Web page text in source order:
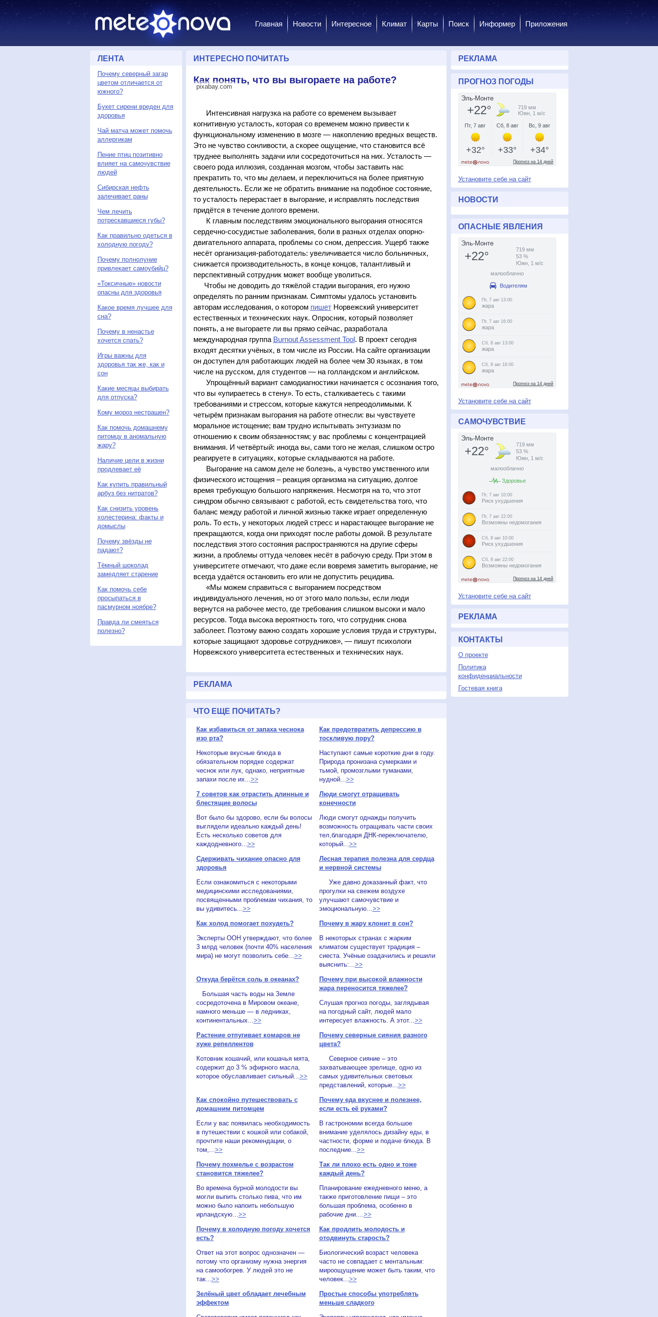
Главная Новости Интересное Климат Карты Поиск Информер Приложения
ЛЕНТА
Почему северный загар
цветом отличается от
южного?
Букет сирени вреден для
здоровья
Чай матча может помочь
аллергикам
Пение птиц позитивно
влияет на самочувствие
людей
Сибирская нефть
залечивает раны
Чем лечить
потрескавшиеся губы?
Как правильно одеться в
холодную погоду?
Почему полнолуние
привлекает самоубийц?
«Токсичные» новости
опасны для здоровья
Какое время лучшее для
сна?
Почему в ненастье
хочется спать?
Игры важны для
здоровья так же, как и
сон
Какие месяцы выбирать
для отпуска?
Кому мороз нестрашен?
Как помочь домашнему
питомцу в аномальную
жару?
Наличие цели в жизни
продлевает её
Как купить правильный
арбуз без нитратов?
Как снизить уровень
холестерина: факты и
домыслы
Почему звёзды не
падают?
Тёмный шоколад
замедляет старение
Как помочь себе
просыпаться в
пасмурном ноябре?
Правда ли смеяться
полезно?
ИНТЕРЕСНО ПОЧИТАТЬ
Как понять, что вы выгораете на работе?
pixabay.com
Интенсивная нагрузка на работе со временем вызывает
когнитивную усталость, которая со временем можно привести к
функциональному изменению в мозге — накоплению вредных веществ.
Это не чувство сонливости, а скорее ощущение, что становится всё
труднее выполнять задачи или сосредоточиться на них. Усталость —
своего рода иллюзия, созданная мозгом, чтобы заставить нас
прекратить то, что мы делаем, и переключиться на более приятную
деятельность. Если же не обратить внимание на подобное состояние,
то усталость перерастает в выгорание, и исправлять последствия
придётся в течение долгого времени.
К главным последствиям эмоционального выгорания относятся
сердечно-сосудистые заболевания, боли в разных отделах опорно-
двигательного аппарата, проблемы со сном, депрессия. Ущерб также
несёт организация-работодатель: увеличивается число больничных,
снижается производительность, в конце концов, талантливый и
перспективный сотрудник может вообще уволиться.
Чтобы не доводить до тяжёлой стадии выгорания, его нужно
определять по ранним признакам. Симптомы удалось установить
авторам исследования, о котором пишетНорвежский университет
естественных и технических наук. Опросник, который позволяет
понять, а не выгораете ли вы прямо сейчас, разработала
международная группа Burnout Assessment Tool. В проект сегодня
входят десятки учёных, в том числе из России. На сайте организации
он доступен для работающих людей на более чем 30 языках, в том
числе на русском, для студентов — на голландском и английском.
Упрощённый вариант самодиагностики начинается с осознания того,
что вы «упираетесь в стену». То есть, сталкиваетесь с такими
требованиями и стрессом, которые кажутся непреодолимыми. К
четырём признакам выгорания на работе отнесли: вы чувствуете
моральное истощение; вам трудно испытывать энтузиазм по
отношению к своим обязанностям; у вас проблемы с концентрацией
внимания. И четвёртый: иногда вы, сами того не желая, слишком остро
реагируете в ситуациях, которые складываются на работе.
Выгорание на самом деле не болезнь, а чувство умственного или
физического истощения – реакция организма на ситуацию, долгое
время требующую большого напряжения. Несмотря на то, что этот
синдром обычно связывают с работой, есть свидетельства того, что
баланс между работой и личной жизнью также играет определенную
роль. То есть, у некоторых людей стресс и нарастающее выгорание не
прекращаются, когда они приходят после работы домой. В результате
последствия этого состояния распространяются на другие сферы
жизни, а проблемы оттуда человек несёт в рабочую среду. При этом в
университете отмечают, что даже если вовремя заметить выгорание, не
всегда удаётся остановить его или не допустить рецидива.
«Мы можем справиться с выгоранием посредством
индивидуального лечения, но от этого мало пользы, если люди
вернутся на рабочее место, где требования слишком высоки и мало
ресурсов. Тогда высока вероятность того, что сотрудник снова
заболеет. Поэтому важно создать хорошие условия труда и структуры,
которые защищают здоровье сотрудников», — пишут психологи
Норвежского университета естественных и технических наук.
РЕКЛАМА
ЧТО ЕЩЕ ПОЧИТАТЬ?
Как избавиться от запаха чеснока
изо рта?
Некоторые вкусные блюда в
обязательном порядке содержат
чеснок или лук, однако, неприятные
запахи после их...>>
Как предотвратить депрессию в
тоскливую пору?
Наступают самые короткие дни в году.
Природа пронизана сумерками и
тьмой, промозглыми туманами,
нудной...>>
7 советов как отрастить длинные и
блестящие волосы
Вот было бы здорово, если бы волосы
выглядели идеально каждый день!
Есть несколько советов для
каждодневного...>>
Люди смогут отращивать
конечности
Люди смогут однажды получить
возможность отращивать части своих
тел,благодаря ДНК-переключателю,
который...>>
Сдерживать чихание опасно для
здоровья
Если ознакомиться с некоторыми
медицинскими исследованиями,
посвященными проблемам чихания, то
вы удивитесь...>>
Лесная терапия полезна для сердца
и нервной системы
Уже давно доказанный факт, что
прогулки на свежем воздухе
улучшают самочувствие и
эмоциональную...>>
Как холод помогает похудеть?
Эксперты ООН утверждают, что более
3 млрд человек (почти 40% населения
мира) не могут позволить себе...>>
Почему в жару клонит в сон?
В некоторых странах с жарким
климатом существует традиция –
сиеста. Учёные озадачились и решили
выяснить:...>>
Откуда берётся соль в океанах?
Большая часть воды на Земле
сосредоточена в Мировом океане,
намного меньше — в ледниках,
континентальных...>>
Почему при высокой влажности
жара переносится тяжелее?
Слушая прогноз погоды, заглядывая
на погодный сайт, людей мало
интересует влажность. А этот...>>
Растение отпугивает комаров не
хуже репеллентов
Котовник кошачий, или кошачья мята,
содержит до 3 % эфирного масла,
которое обуславливает сильный...>>
Почему северные сияния разного
цвета?
Северное сияние – это
захватывающее зрелище, одно из
самых удивительных световых
представлений, которые...>>
Как спокойно путешествовать с
домашним питомцем
Если у вас появилась необходимость
в путешествии с кошкой или собакой,
прочтите наши рекомендации, о
том,...>>
Почему еда вкуснее и полезнее,
если есть её руками?
В гастрономии всегда большое
внимание уделялось дизайну еды, в
частности, форме и подаче блюда. В
последние...>>
Почему похмелье с возрастом
становится тяжелее?
Во времена бурной молодости вы
могли выпить столько пива, что им
можно было напоить небольшую
ирландскую...>>
Так ли плохо есть одно и тоже
каждый день?
Планирование ежедневного меню, а
также приготовление пищи – это
большая проблема, особенно в
рабочие дни....>>
Почему в холодную погоду хочется
есть?
Ответ на этот вопрос однозначен —
потому что организму нужна энергия
на самообогрев. У людей это не
так...>>
Как продлить молодость и
отодвинуть старость?
Биологический возраст человека
часто не совпадает с ментальным:
мироощущение может быть таким, что
человек...>>
Зелёный цвет обладает лечебным
эффектом
Простые способы употреблять
меньше сладкого
РЕКЛАМА
ПРОГНОЗ ПОГОДЫ
Установите себе на сайт
НОВОСТИ
ОПАСНЫЕ ЯВЛЕНИЯ
Установите себе на сайт
САМОЧУВСТВИЕ
Установите себе на сайт
РЕКЛАМА
КОНТАКТЫ
О проекте
Политика
конфиденциальности
Гостевая книга